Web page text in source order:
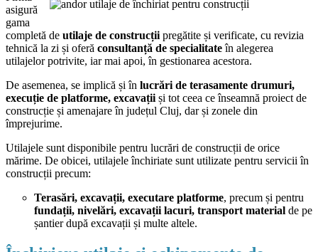
asigură
gama
completă de utilaje de construcții pregătite și verificate, cu revizia
tehnică la zi și oferă consultanță de specialitateîn alegerea
utilajelor potrivite, iar mai apoi, în gestionarea acestora.
De asemenea, se implică și în lucrări de terasamente drumuri,
execuție de platforme, excavații și tot ceea ce înseamnă proiect de
construcție și amenajare în județul Cluj, dar și zonele din
împrejurime.
Utilajele sunt disponibile pentru lucrări de construcții de orice
mărime. De obicei, utilajele închiriate sunt utilizate pentru servicii în
construcții precum:
Terasări, excavații, executare platforme, precum și pentru
fundații, nivelări, excavații lacuri, transport material de pe
șantier după excavații și multe altele.